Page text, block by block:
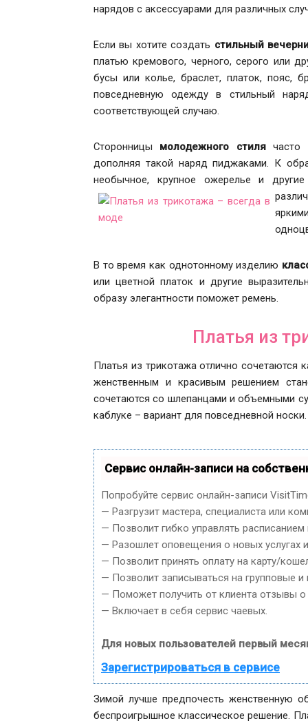
нарядов с аксессуарами для различных
Если вы хотите создать стильный
платью кремового, черного, серого или
бусы или колье, браслет, платок, пояс,
повседневную одежду в стильный
соответствующей случаю.
Сторонницы молодежного стилячасто
дополняя такой наряд пиджаками. К
необычное, крупное ожерелье и
В то время как однотонному изделию
или цветной платок и другие
образу элегантности поможет ремень.
Платья из
Платья из трикотажа отлично
женственным и красивым решением
сочетаются со шлепанцами и объемными
каблуке – вариант для повседневной носки.
Сервис онлайн-записи на
Попробуйте сервис онлайн-записи
— Разгрузит мастера, специалиста или
— Позволит гибко управлять расписанием
— Разошлет оповещения о новых услугах
— Позволит принять оплату на карту/
— Позволит записываться на групповые
— Поможет получить от клиента отзывы о
— Включает в себя сервис чаевых.
Для новых пользователей первый
Зарегистрироваться в сервисе
Зимой лучше предпочесть женственную
беспроигрышное классическое решение.